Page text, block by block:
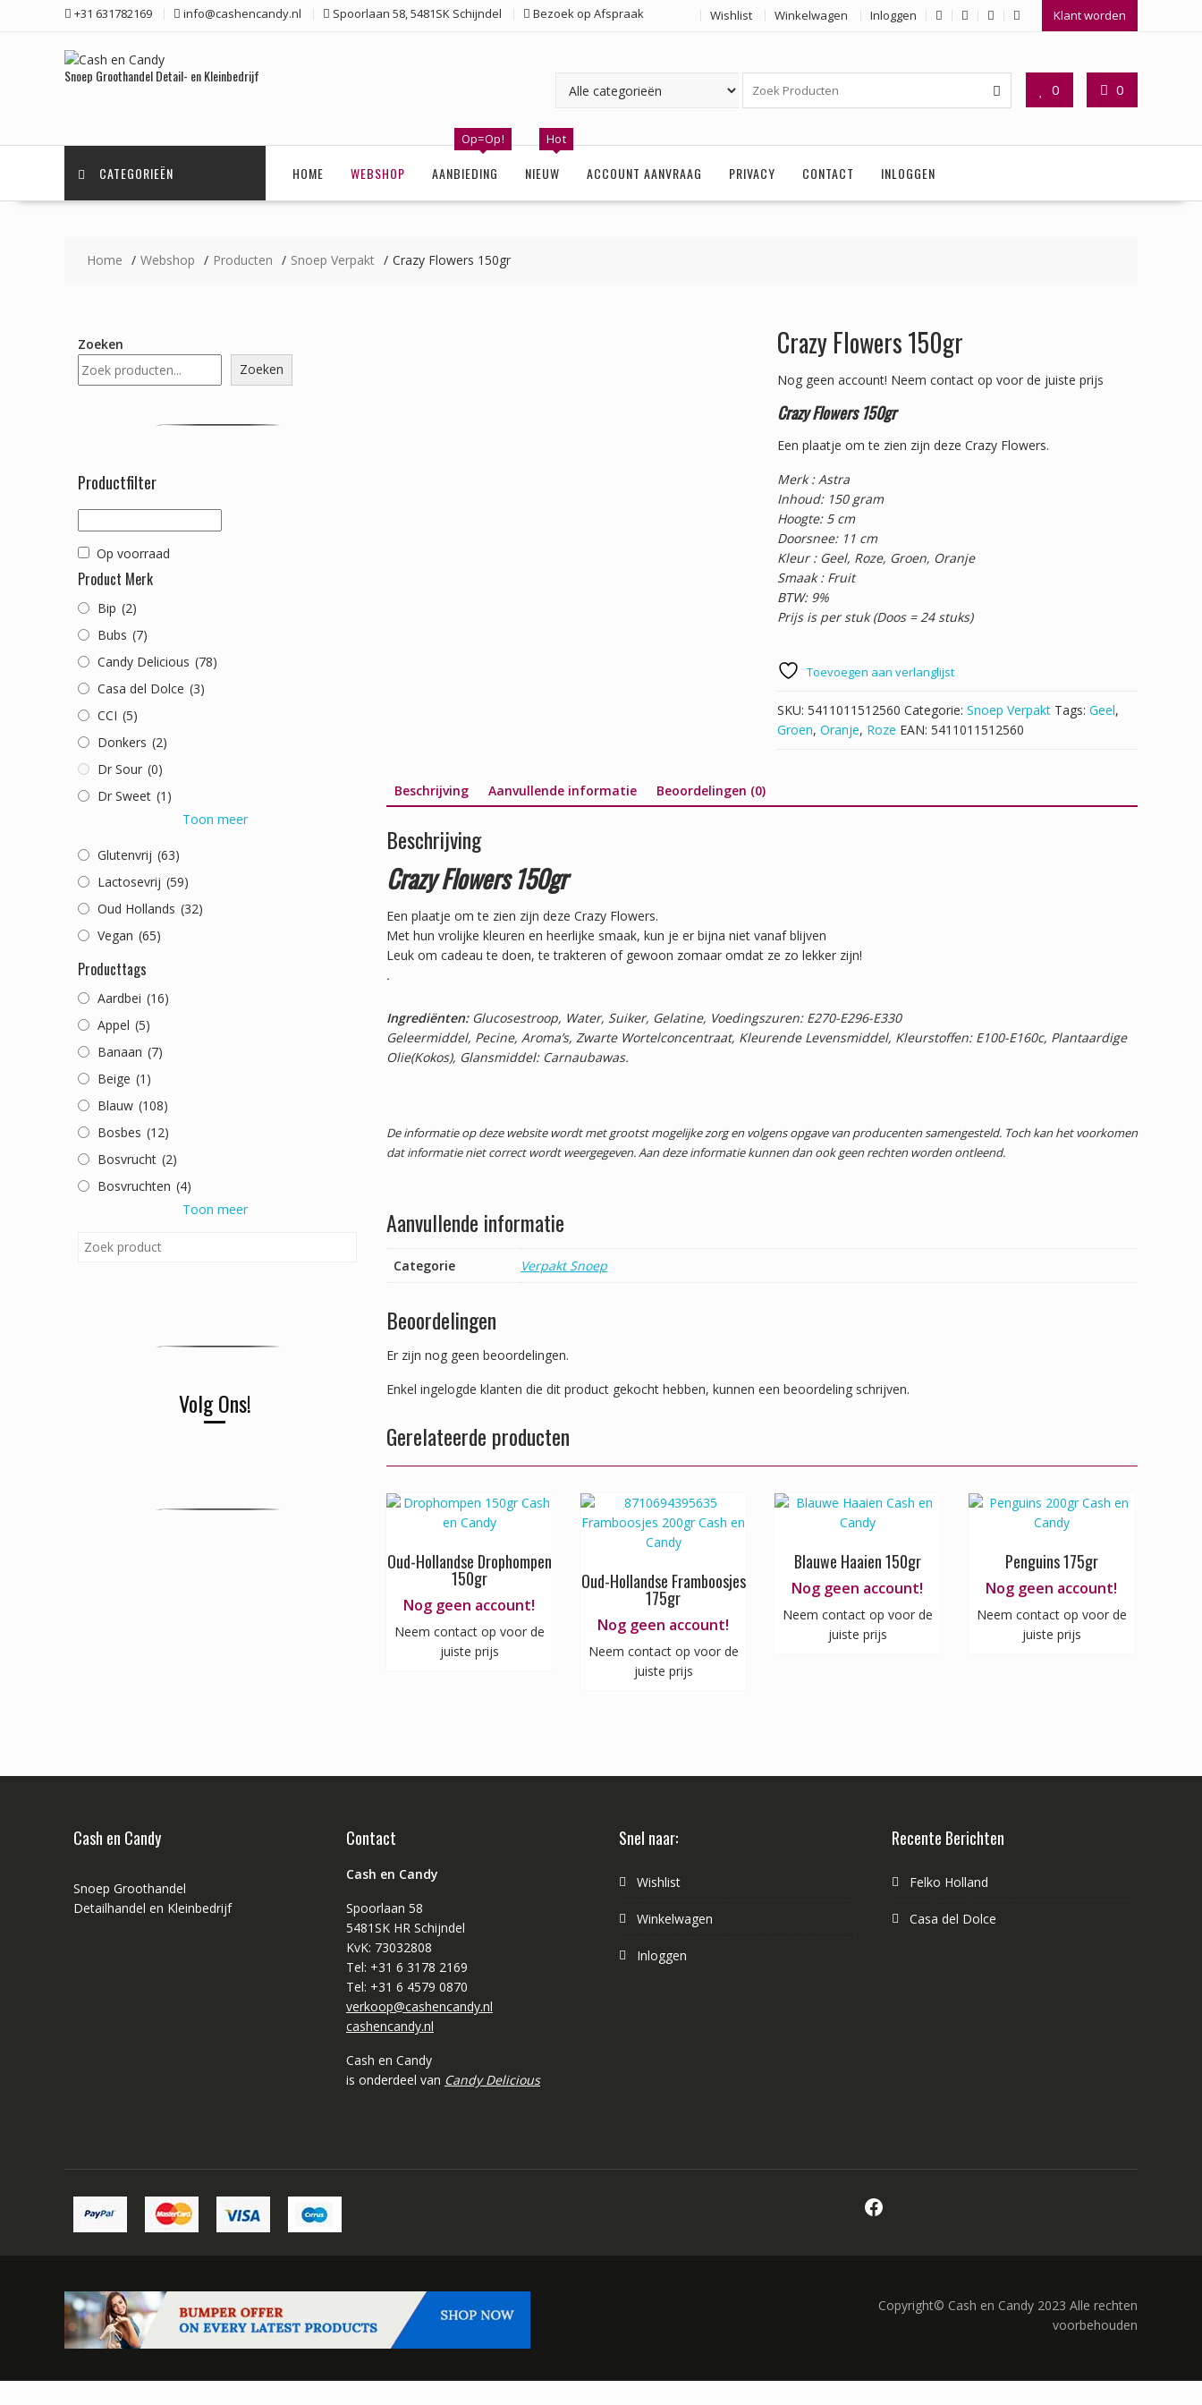
+31 631782169 info@cashencandy.nl Spoorlaan 58, 5481SK Schijndel Bezoek op Afspraak Wishlist Winkelwagen Inloggen Klant worden
Snoep Groothandel Detail- en Kleinbedrijf
0 0
CATEGORIEËN HOME WEBSHOP AANBIEDING
Op=Op!
NIEUW
Hot
ACCOUNT AANVRAAG PRIVACY CONTACT INLOGGEN
Home Webshop Producten Snoep Verpakt Crazy Flowers 150gr
Crazy Flowers 150gr
Nog geen account! Neem contact op voor de juiste prijs
Crazy Flowers 150gr
Een plaatje om te zien zijn deze Crazy Flowers.
Merk : Astra
Inhoud: 150 gram
Hoogte: 5 cm
Doorsnee: 11 cm
Kleur : Geel, Roze, Groen, Oranje
Smaak : Fruit
BTW: 9%
Prijs is per stuk (Doos = 24 stuks)
Toevoegen aan verlanglijst
SKU: 5411011512560 Categorie: Snoep Verpakt Tags: Geel,
Groen, Oranje, Roze EAN: 5411011512560
Beschrijving Aanvullende informatie Beoordelingen (0)
Beschrijving
Crazy Flowers 150gr
Een plaatje om te zien zijn deze Crazy Flowers.
Met hun vrolijke kleuren en heerlijke smaak, kun je er bijna niet vanaf blijven
Leuk om cadeau te doen, te trakteren of gewoon zomaar omdat ze zo lekker zijn!
.
Ingrediënten:Glucosestroop, Water, Suiker, Gelatine, Voedingszuren: E270-E296-E330
Geleermiddel, Pecine, Aroma’s, Zwarte Wortelconcentraat, Kleurende Levensmiddel, Kleurstoffen: E100-E160c, Plantaardige
Olie(Kokos), Glansmiddel: Carnaubawas.
De informatie op deze website wordt met grootst mogelijke zorg en volgens opgave van producenten samengesteld. Toch kan het voorkomen
dat informatie niet correct wordt weergegeven. Aan deze informatie kunnen dan ook geen rechten worden ontleend.
Aanvullende informatie
Categorie Verpakt Snoep
Beoordelingen
Er zijn nog geen beoordelingen.
Enkel ingelogde klanten die dit product gekocht hebben, kunnen een beoordeling schrijven.
Gerelateerde producten
Oud-Hollandse Drophompen
150gr
Nog geen account!
Neem contact op voor de
juiste prijs
Oud-Hollandse Framboosjes
175gr
Nog geen account!
Neem contact op voor de
juiste prijs
Blauwe Haaien 150gr
Nog geen account!
Neem contact op voor de
juiste prijs
Penguins 175gr
Nog geen account!
Neem contact op voor de
juiste prijs
Zoeken
Zoeken
Productfilter
Op voorraad
Product Merk
Bip (2)
Bubs (7)
Candy Delicious (78)
Casa del Dolce (3)
CCI (5)
Donkers (2)
Dr Sour (0)
Dr Sweet (1)
Toon meer
Glutenvrij (63)
Lactosevrij (59)
Oud Hollands (32)
Vegan (65)
Producttags
Aardbei (16)
Appel (5)
Banaan (7)
Beige (1)
Blauw (108)
Bosbes (12)
Bosvrucht (2)
Bosvruchten (4)
Toon meer
Volg Ons!
Cash en Candy
Snoep Groothandel
Detailhandel en Kleinbedrijf
Contact
Cash en Candy
Spoorlaan 58
5481SK HR Schijndel
KvK: 73032808
Tel: +31 6 3178 2169
Tel: +31 6 4579 0870
verkoop@cashencandy.nl
cashencandy.nl
Cash en Candy
is onderdeel van Candy Delicious
Snel naar:
Wishlist
Winkelwagen
Inloggen
Recente Berichten
Felko Holland
Casa del Dolce
Facebook
Copyright© Cash en Candy 2023 Alle rechten
voorbehouden